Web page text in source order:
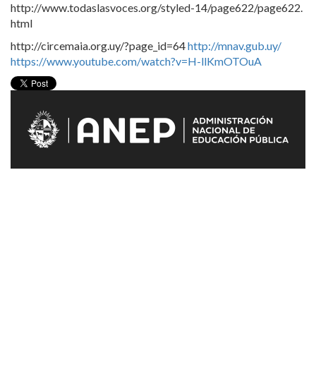
http://www.todaslasvoces.org/styled-14/page622/page622.
html
http://circemaia.org.uy/?page_id=64http://mnav.gub.uy/
https://www.youtube.com/watch?v=H-llKmOTOuA